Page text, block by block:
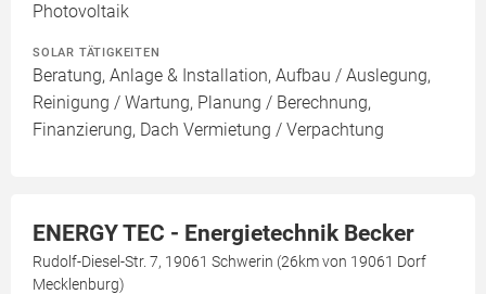
Photovoltaik
SOLAR TÄTIGKEITEN
Beratung, Anlage & Installation, Aufbau / Auslegung,
Reinigung / Wartung, Planung / Berechnung,
Finanzierung, Dach Vermietung / Verpachtung
ENERGY TEC - Energietechnik Becker
Rudolf-Diesel-Str. 7, 19061 Schwerin (26km von 19061 Dorf
Mecklenburg)